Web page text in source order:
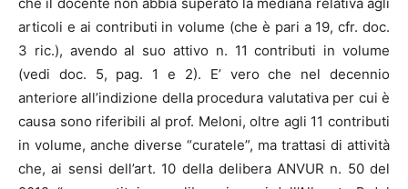
articoli e ai contributi in volume (che è pari a 19, cfr. doc.
3 ric.), avendo al suo attivo n. 11 contributi in volume
(vedi doc. 5, pag. 1 e 2). E’ vero che nel decennio
anteriore all’indizione della procedura valutativa per cui è
causa sono riferibili al prof. Meloni, oltre agli 11 contributi
in volume, anche diverse “curatele”, ma trattasi di attività
che, ai sensi dell’art. 10 della delibera ANVUR n. 50 del